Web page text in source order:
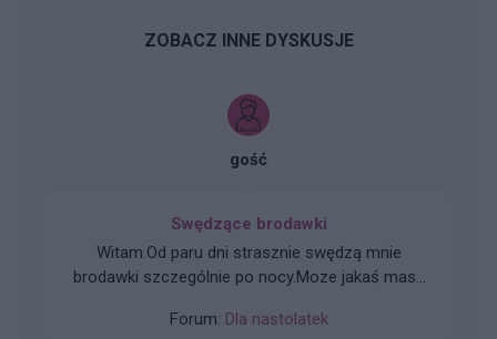
ZOBACZ INNE DYSKUSJE
gość
Swędzące brodawki
Witam.Od paru dni strasznie swędzą mnie
brodawki szczególnie po nocy.Moze jakaś masc
Forum: Dla nastolatek